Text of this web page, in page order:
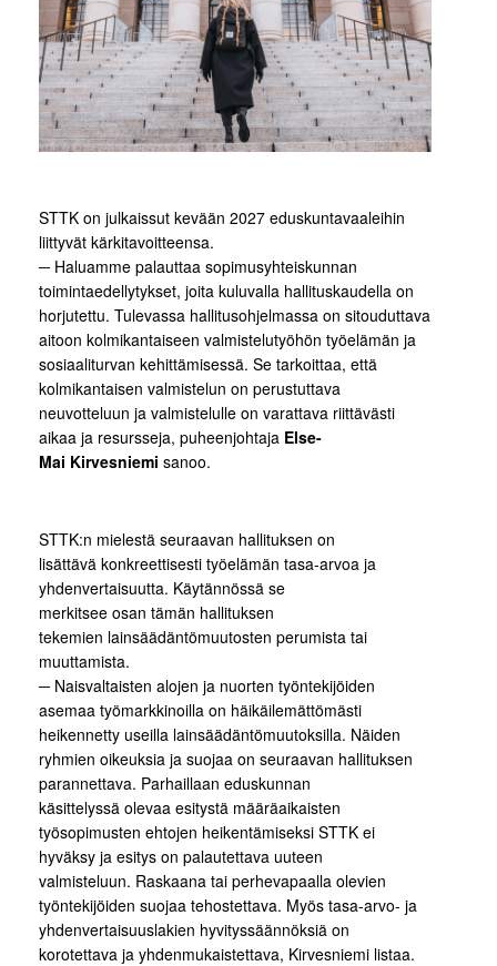
STTK on julkaissut kevään 2027 eduskuntavaaleihin
liittyvät kärkitavoitteensa.
─ Haluamme palauttaa sopimusyhteiskunnan
toimintaedellytykset, joita kuluvalla hallituskaudella on
horjutettu. Tulevassa hallitusohjelmassa on sitouduttava
aitoon kolmikantaiseen valmistelutyöhön työelämän ja
sosiaaliturvan kehittämisessä. Se tarkoittaa, että
kolmikantaisen valmistelun on perustuttava
neuvotteluun ja valmistelulle on varattava riittävästi
aikaa ja resursseja, puheenjohtaja Else-
Mai Kirvesniemi sanoo.
STTK:n mielestä seuraavan hallituksen on
lisättävä konkreettisesti työelämän tasa-arvoa ja
yhdenvertaisuutta. Käytännössä se
merkitsee osan tämän hallituksen
tekemien lainsäädäntömuutosten perumista tai
muuttamista.
─ Naisvaltaisten alojen ja nuorten työntekijöiden
asemaa työmarkkinoilla on häikäilemättömästi
heikennetty useilla lainsäädäntömuutoksilla. Näiden
ryhmien oikeuksia ja suojaa on seuraavan hallituksen
parannettava. Parhaillaan eduskunnan
käsittelyssä olevaa esitystä määräaikaisten
työsopimusten ehtojen heikentämiseksi STTK ei
hyväksy ja esitys on palautettava uuteen
valmisteluun. Raskaana tai perhevapaalla olevien
työntekijöiden suojaa tehostettava. Myös tasa-arvo- ja
yhdenvertaisuuslakien hyvityssäännöksiä on
korotettava ja yhdenmukaistettava, Kirvesniemi listaa.